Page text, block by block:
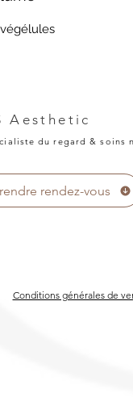
Aesthetic
du regard & soins
Conditions générales de
rendez-vous